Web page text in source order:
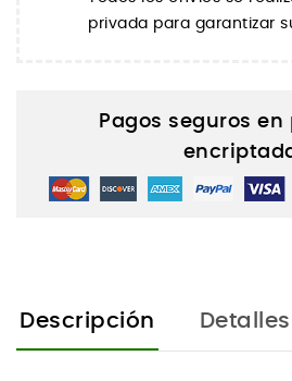
privada para garantizar
Pagos seguros en
Descripción